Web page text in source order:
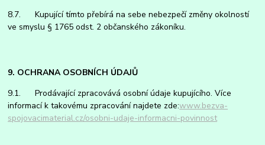
8.7. Kupující tímto přebírá na sebe nebezpečí změny okolností
ve smyslu § 1765 odst. 2 občanského zákoníku.
9. OCHRANA OSOBNÍCH ÚDAJŮ
9.1. Prodávající zpracovává osobní údaje kupujícího. Více
informací k takovému zpracování najdete zde:www.bezva-
spojovacimaterial.cz/osobni-udaje-informacni-povinnost